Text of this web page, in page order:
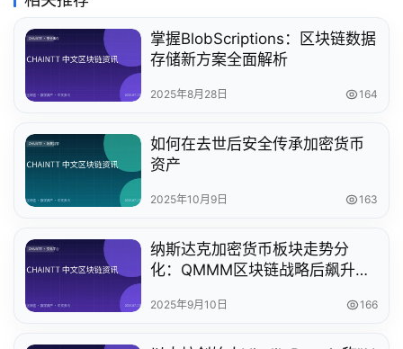
掌握BlobScriptions：区块链数据
存储新方案全面解析
2025年8月28日 164
如何在去世后安全传承加密货币
资产
2025年10月9日 163
纳斯达克加密货币板块走势分
化：QMMM区块链战略后飙升
暴跌42%
2025年9月10日 166